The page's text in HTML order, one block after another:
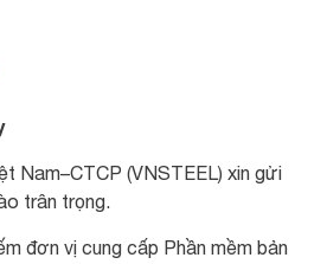
Nam–CTCP (VNSTEEL) xin gửi
trân trọng.
đơn vị cung cấp Phần mềm bản